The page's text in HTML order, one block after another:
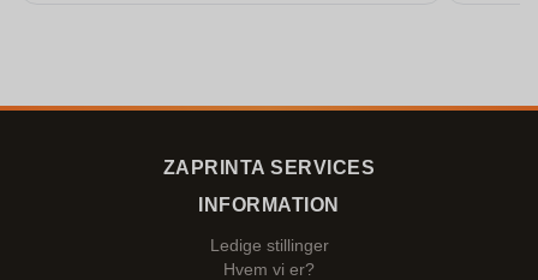
ZAPRINTA SERVICES
INFORMATION
Ledige stillinger
Hvem vi er?